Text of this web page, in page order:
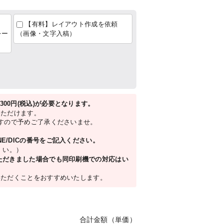
【有料】レイアウト作成を依頼
（画像・文字入稿）
円(税込)が必要となります。
だけます。
で予めご了承くださいませ。
DICの番号をご記入ください。
。）
きました場合でも同印刷機での対応はい
だくことをおすすめいたします。
合計金額（単価）